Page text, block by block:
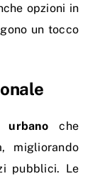
opzioni in
un tocco
urbanoche
migliorando
pubblici. Le